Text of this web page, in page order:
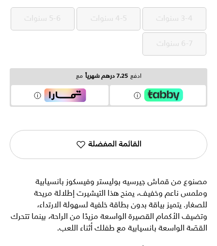
3-4 سنوات 3-4 سنوات 4-5 سنوات 4-5 سنوات 5-6 سنوات 5-6 سنوات
6-7 سنوات 6-7 سنوات
ادفع 7.25 درهم شهرياً مع
القائمة المفضلة
مصنوع من قماش جيرسيه بوليستر وفيسكوز بانسيابية
وملمس ناعم وخفيف، يمنح هذا التيشيرت إطلالة مريحة
للصغار. يتميز بياقة بدون بطاقة خلفية لسهولة الارتداء،
وتضيف الأكمام القصيرة الواسعة مزيدًا من الراحة، بينما تتحرك
القصّة الواسعة بانسيابية مع طفلك أثناء اللعب.